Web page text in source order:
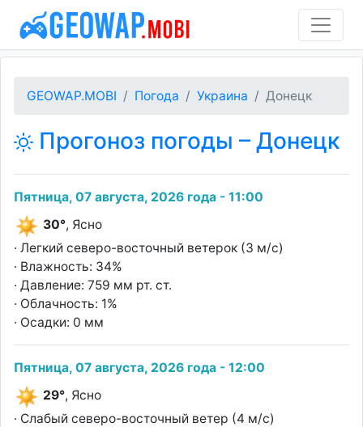
GEOWAP.MOBI Погода Украина Донецк
Прогоноз погоды – Донецк
Пятница, 07 августа, 2026 года - 11:00
30°, Ясно
· Легкий северо-восточный ветерок (3 м/с)
· Влажность: 34%
· Давление: 759 мм рт. ст.
· Облачность: 1%
· Осадки: 0 мм
Пятница, 07 августа, 2026 года - 12:00
29°, Ясно
· Слабый северо-восточный ветер (4 м/с)